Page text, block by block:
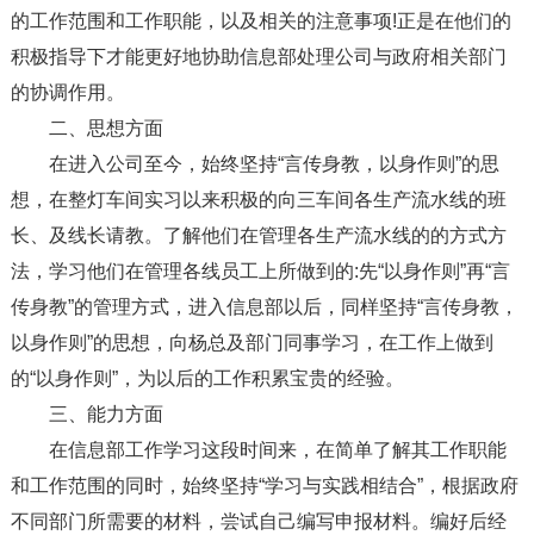
的工作范围和工作职能，以及相关的注意事项!正是在他们的
积极指导下才能更好地协助信息部处理公司与政府相关部门
的协调作用。
二、思想方面
在进入公司至今，始终坚持“言传身教，以身作则”的思
想，在整灯车间实习以来积极的向三车间各生产流水线的班
长、及线长请教。了解他们在管理各生产流水线的的方式方
法，学习他们在管理各线员工上所做到的:先“以身作则”再“言
传身教”的管理方式，进入信息部以后，同样坚持“言传身教，
以身作则”的思想，向杨总及部门同事学习，在工作上做到
的“以身作则”，为以后的工作积累宝贵的经验。
三、能力方面
在信息部工作学习这段时间来，在简单了解其工作职能
和工作范围的同时，始终坚持“学习与实践相结合”，根据政府
不同部门所需要的材料，尝试自己编写申报材料。编好后经